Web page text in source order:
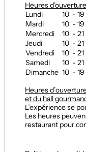
Heures d'ouverture
Lundi
10 - 19
Mardi
10 - 19
Mercredi
10 - 21
Jeudi
10 - 21
Vendredi
10 - 21
Samedi
10 - 21
Dimanche 10 - 19
Heures
et du hall
L’expérience se
Les heures
restaurant pour